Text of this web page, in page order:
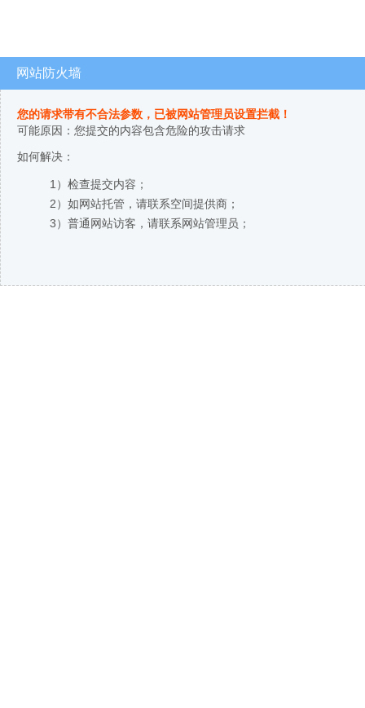
网站防火墙
您的请求带有不合法参数，已被网站管理员设置拦截！
可能原因：您提交的内容包含危险的攻击请求
如何解决：
1）检查提交内容；
2）如网站托管，请联系空间提供商；
3）普通网站访客，请联系网站管理员；